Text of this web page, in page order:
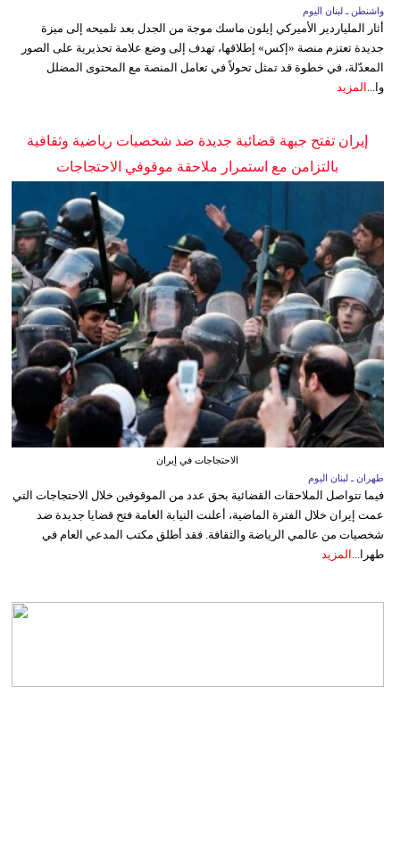
واشنطن ـ لبنان اليوم
أثار الملياردير الأميركي إيلون ماسك موجة من الجدل بعد تلميحه إلى ميزة
جديدة تعتزم منصة «إكس» إطلاقها، تهدف إلى وضع علامة تحذيرية على الصور
المعدّلة، في خطوة قد تمثل تحولاً في تعامل المنصة مع المحتوى المضلل
وا... المزيد
إيران تفتح جبهة قضائية جديدة ضد شخصيات رياضية وثقافية
بالتزامن مع استمرار ملاحقة موقوفي الاحتجاجات
الاحتجاجات في إيران
طهران ـ لبنان اليوم
فيما تتواصل الملاحقات القضائية بحق عدد من الموقوفين خلال الاحتجاجات التي
عمت إيران خلال الفترة الماضية، أعلنت النيابة العامة فتح قضايا جديدة ضد
شخصيات من عالمي الرياضة والثقافة. فقد أطلق مكتب المدعي العام في
طهرا... المزيد